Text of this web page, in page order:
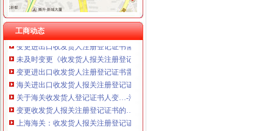
工商动态
收发货人报关注册登记证书有效期过期怎么办？-咨询-中国海关律师网
海关收发货人注册登记证书是否是每年年检的？|轻纺外贸-绍兴E网论
变更进出口收发货人注册登记证书需提交什么资料？-通关监管海关业
未及时变更《收发货人报关注册登记证书》海关也要处罚？-处罚
变更进出口收发货人注册登记证书需提交什么资料?_海关外贸咨询_
海关进出口收发货人报关注册登记证书过期怎么补办_政务咨询_浙江电
关于海关收发货人登记证书人变…-海关百问
变更收发货人报关注册登记证书的…-海关百问
上海海关：收发货人报关注册登记证书过期-报关员通关指南--育路报关
北京海关：《进出口收发货人登记证书》丢失-报关员网-吧